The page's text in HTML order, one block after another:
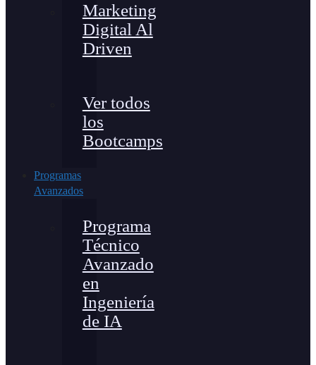
Marketing
Digital Al
Driven
Ver todos
los
Bootcamps
Programas
Avanzados
Programa
Técnico
Avanzado
en
Ingeniería
de IA